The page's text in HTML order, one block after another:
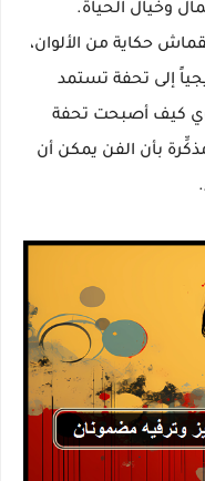
وخيال الحياة.
حكاية من الألوان،
إلى تحفة تستمد
كيف أصبحت تحفة
بأن الفن يمكن أن